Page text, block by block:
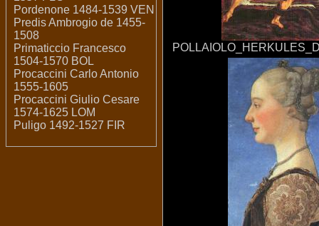
Pordenone 1484-1539 VEN
Predis Ambrogio de 1455-
1508
Primaticcio Francesco
1504-1570 BOL
Procaccini Carlo Antonio
1555-1605
Procaccini Giulio Cesare
1574-1625 LOM
Puligo 1492-1527 FIR